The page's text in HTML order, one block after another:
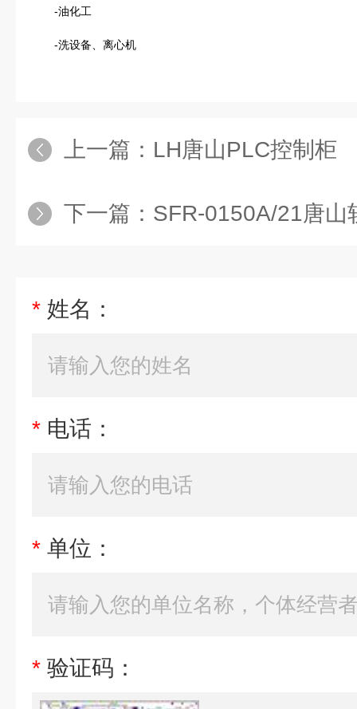
-油化工
-洗设备、离心机
上一篇： LH唐山PLC控制柜
下一篇： SFR-0150A/21唐山
* 姓名：
* 电话：
* 单位：
* 验证码：